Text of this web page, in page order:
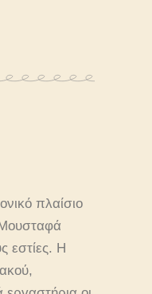
πλαίσιο
Μουσταφά
εστίες. Η